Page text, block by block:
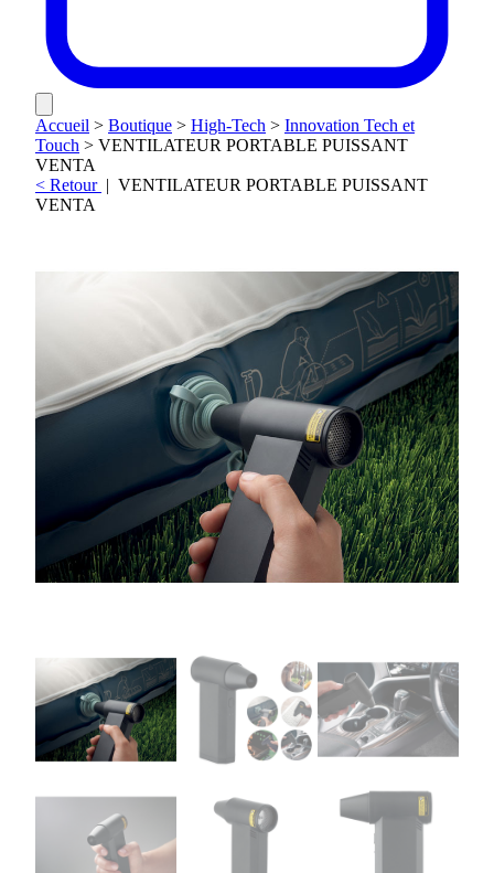
Accueil > Boutique > High-Tech > Innovation Tech et
Touch > VENTILATEUR PORTABLE PUISSANT
VENTA
< Retour | VENTILATEUR PORTABLE PUISSANT
VENTA